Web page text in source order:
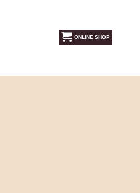
ONLINE SHOP